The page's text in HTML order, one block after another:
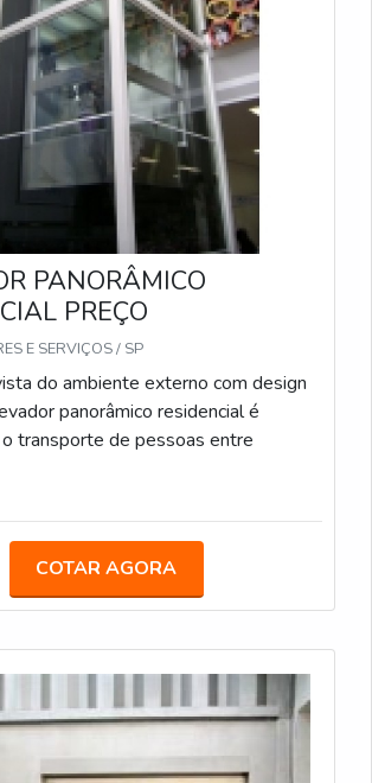
PANORÂMICO
PREÇO
E SERVIÇOS / SP
do ambiente externo com design
panorâmico residencial é
o transporte de pessoas entre
COTAR AGORA